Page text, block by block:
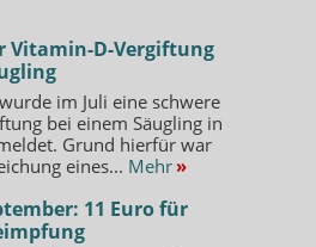
Vitamin-D-Vergiftung
im Juli eine schwere
bei einem Säugling in
Grund hierfür war
eines... Mehr »
11 Euro für